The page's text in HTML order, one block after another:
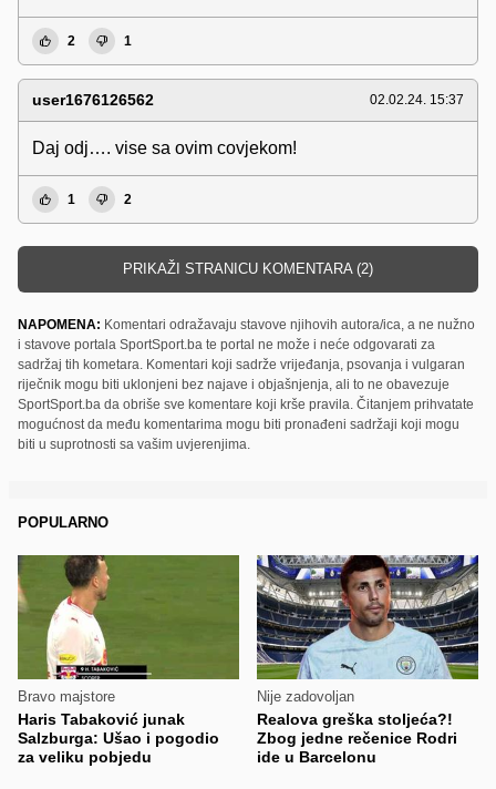
2 1
user1676126562 02.02.24. 15:37
Daj odj…. vise sa ovim covjekom!
1 2
PRIKAŽI STRANICU KOMENTARA (2)
NAPOMENA: Komentari odražavaju stavove njihovih autora/ica, a ne nužno
i stavove portala SportSport.ba te portal ne može i neće odgovarati za
sadržaj tih kometara. Komentari koji sadrže vrijeđanja, psovanja i vulgaran
riječnik mogu biti uklonjeni bez najave i objašnjenja, ali to ne obavezuje
SportSport.ba da obriše sve komentare koji krše pravila. Čitanjem prihvatate
mogućnost da među komentarima mogu biti pronađeni sadržaji koji mogu
biti u suprotnosti sa vašim uvjerenjima.
POPULARNO
Bravo majstore
Haris Tabaković junak
Salzburga: Ušao i pogodio
za veliku pobjedu
Nije zadovoljan
Realova greška stoljeća?!
Zbog jedne rečenice Rodri
ide u Barcelonu